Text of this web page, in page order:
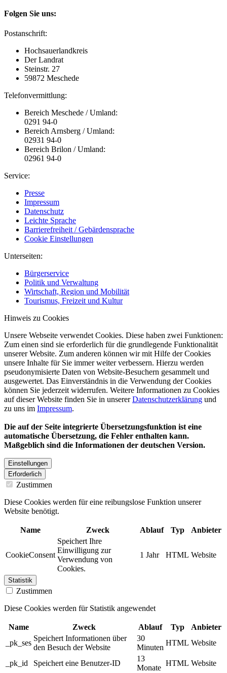
Folgen Sie uns:
Postanschrift:
Hochsauerlandkreis
Der Landrat
Steinstr. 27
59872 Meschede
Telefonvermittlung:
Bereich Meschede / Umland:
0291 94-0
Bereich Arnsberg / Umland:
02931 94-0
Bereich Brilon / Umland:
02961 94-0
Service:
Presse
Impressum
Datenschutz
Leichte Sprache
Barrierefreiheit / Gebärdensprache
Cookie Einstellungen
Unterseiten:
Bürgerservice
Politik und Verwaltung
Wirtschaft, Region und Mobilität
Tourismus, Freizeit und Kultur
Hinweis zu Cookies
Unsere Webseite verwendet Cookies. Diese haben zwei Funktionen:
Zum einen sind sie erforderlich für die grundlegende Funktionalität
unserer Website. Zum anderen können wir mit Hilfe der Cookies
unsere Inhalte für Sie immer weiter verbessern. Hierzu werden
pseudonymisierte Daten von Website-Besuchern gesammelt und
ausgewertet. Das Einverständnis in die Verwendung der Cookies
können Sie jederzeit widerrufen. Weitere Informationen zu Cookies
auf dieser Website finden Sie in unsererDatenschutzerklärung und
zu uns im Impressum.
Die auf der Seite integrierte Übersetzungsfunktion ist eine
automatische Übersetzung, die Fehler enthalten kann.
Maßgeblich sind die Informationen der deutschen Version.
Einstellungen
Erforderlich
Zustimmen
Diese Cookies werden für eine reibungslose Funktion unserer
Website benötigt.
Name Zweck Ablauf Typ Anbieter
CookieConsent
Speichert Ihre
Einwilligung zur
Verwendung von
Cookies.
1 Jahr HTML Website
Statistik
Zustimmen
Diese Cookies werden für Statistik angewendet
Name Zweck Ablauf Typ
Anbieter
_pk_ses
Speichert Informationen über
den Besuch der Website
30
Minuten
HTML Website
_pk_id Speichert eine Benutzer-ID
13
Monate
HTML Website